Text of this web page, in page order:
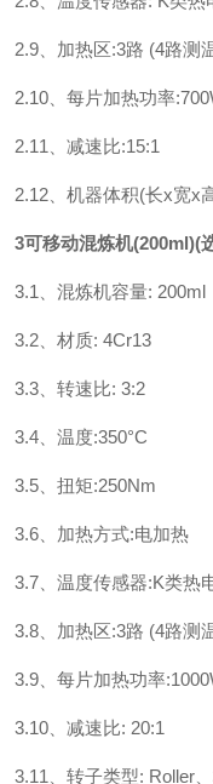
2.9、加热区:3路 (4路测
2.10、每片加热功率
2.11、减速比:15:1
2.12、机器体积(长x宽x
3可移动混炼机(200ml)(
3.1、混炼机容量: 200ml
3.2、材质: 4Cr13
3.3、转速比: 3:2
3.4、温度:350°C
3.5、扭矩:250Nm
3.6、加热方式:电加热
3.7、温度传感器:K类热
3.8、加热区:3路 (4路测
3.9、每片加热功率
3.10、减速比: 20:1
3.11、转子类型: Roller